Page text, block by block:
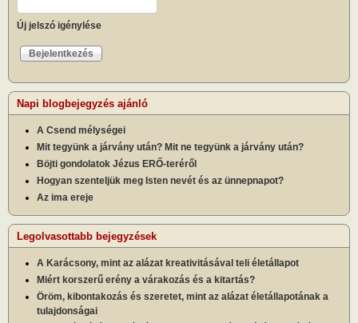
Új jelszó igénylése
Napi blogbejegyzés ajánló
A Csend mélységei
Mit tegyünk a járvány után? Mit ne tegyünk a járvány után?
Böjti gondolatok Jézus ERŐ-teréről
Hogyan szenteljük meg Isten nevét és az ünnepnapot?
Az ima ereje
Legolvasottabb bejegyzések
A Karácsony, mint az alázat kreativitásával teli életállapot
Miért korszerű erény a várakozás és a kitartás?
Öröm, kibontakozás és szeretet, mint az alázat életállapotának a
tulajdonságai